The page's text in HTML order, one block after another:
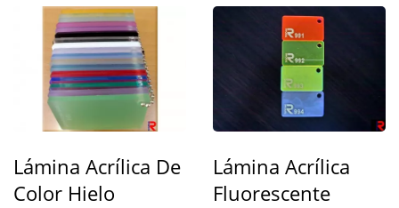
Lámina Acrílica De
Color Hielo
Lámina Acrílica
Fluorescente